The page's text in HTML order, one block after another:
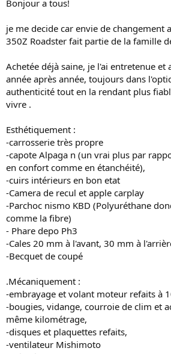
i
s
u
s
s
i
o
Bonjour a tous!
je me decide car envie de changement
350Z Roadster fait partie de la famille
Achetée déjà saine, je l'ai entretenue et
année après année, toujours dans
authenticité tout en la rendant plus
vivre .
Esthétiquement :
-carrosserie très propre
-capote Alpaga n (un vrai plus par
en confort comme en étanchéité),
-cuirs intérieurs en bon etat
-Camera de recul et apple carplay
-Parchoc nismo KBD (Polyuréthane
comme la fibre)
- Phare depo Ph3
-Cales 20 mm à l'avant, 30 mm à
-Becquet de coupé
.Mécaniquement :
-embrayage et volant moteur refaits à
-bougies, vidange, courroie de clim et
même kilométrage,
-disques et plaquettes refaits,
-ventilateur Mishimoto